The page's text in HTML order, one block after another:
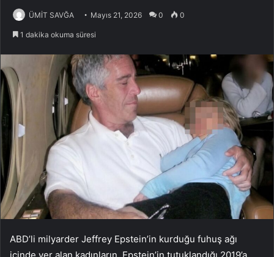
ÜMİT SAVĞA Mayıs 21, 2026 0 0
1 dakika okuma süresi
ABD’li milyarder Jeffrey Epstein’in kurduğu fuhuş ağı